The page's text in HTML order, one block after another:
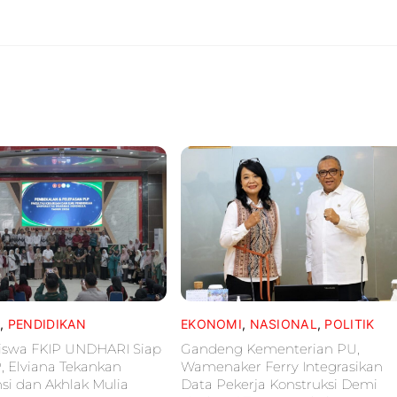
, PENDIDIKAN
FKIP UNDHARI Siap
Elviana Tekankan
dan Akhlak Mulia
EKONOMI, NASIONAL , POLITIK
Gandeng Kementerian PU,
Wamenaker Ferry Integrasikan
Data Pekerja Konstruksi Demi